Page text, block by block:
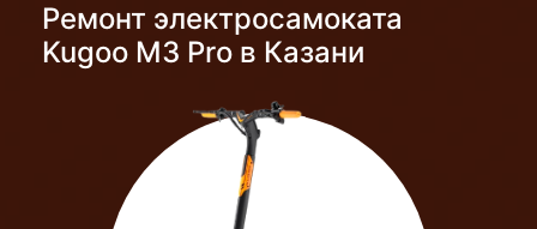
Ремонт электросамоката
Kugoo M3 Pro в Казани